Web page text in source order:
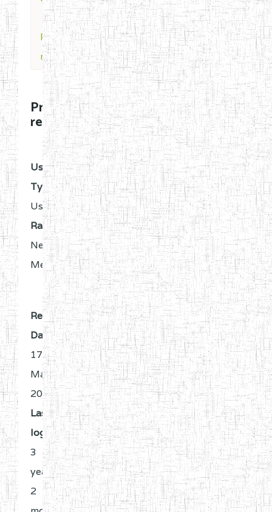
Profile for
regencbdgummiesusa
Profile for
regencbdgummiesusa
OFFLINE
User
Type:
User
Rank:
New
Member
Register
Date:
17
Mai
2023
Last
login:
3
years
2